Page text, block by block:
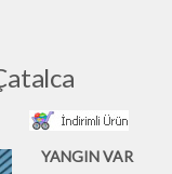
YANGIN VAR